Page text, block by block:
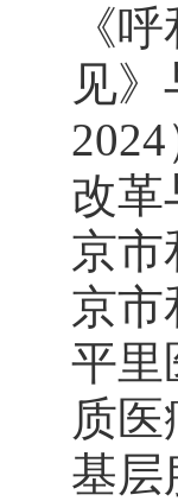
《
见
改革
京市
京市
平里
质
基层